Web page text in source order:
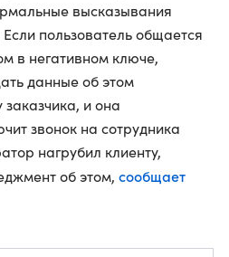
высказывания
пользователь общается
в негативном ключе,
данные об этом
и она
звонок на сотрудника
нагрубил клиенту,
об этом, сообщает